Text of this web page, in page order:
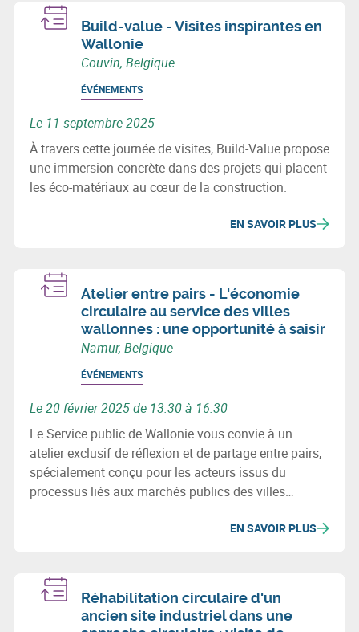
Build-value - Visites inspirantes en
Wallonie
Couvin, Belgique
ÉVÉNEMENTS
Le 11 septembre 2025
À travers cette journée de visites, Build-Value propose
une immersion concrète dans des projets qui placent
les éco-matériaux au cœur de la construction.
EN SAVOIR PLUS
Atelier entre pairs - L'économie
circulaire au service des villes
wallonnes : une opportunité à saisir
Namur, Belgique
ÉVÉNEMENTS
Le 20 février 2025 de 13:30 à 16:30
Le Service public de Wallonie vous convie à un
atelier exclusif de réflexion et de partage entre pairs,
spécialement conçu pour les acteurs issus du
processus liés aux marchés publics des villes
uniquement des marchés de services et deEN SAVOIR PLUS
Réhabilitation circulaire d'un
ancien site industriel dans une